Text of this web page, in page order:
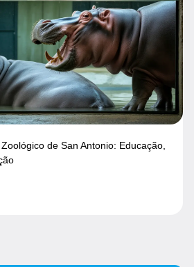
de San Antonio: Educação,